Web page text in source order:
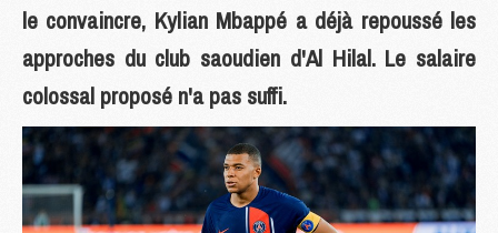
le convaincre, Kylian Mbappé a déjà repoussé les
approches du club saoudien d'Al Hilal. Le salaire
colossal proposé n'a pas suffi.